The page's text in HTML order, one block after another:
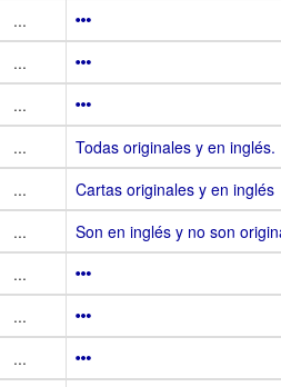
...
...
...
...
Todas originales y en inglés.
...
Cartas originales y en inglés
...
Son en inglés y no son
...
...
...